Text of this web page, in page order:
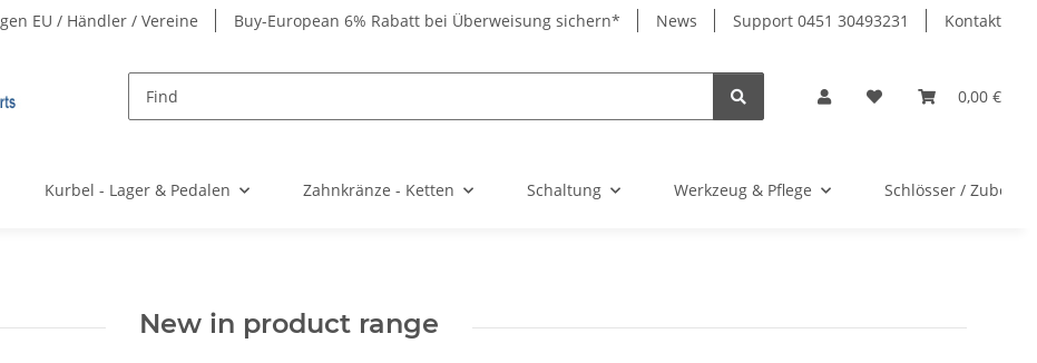
EU / Händler / Vereine Buy-European 6% Rabatt bei Überweisung sichern* News Support 0451 30493231 Kontakt
0,00 €
Kurbel - Lager & Pedalen Zahnkränze - Ketten Schaltung Werkzeug & Pflege Schlösser / Zubehör
New in product range